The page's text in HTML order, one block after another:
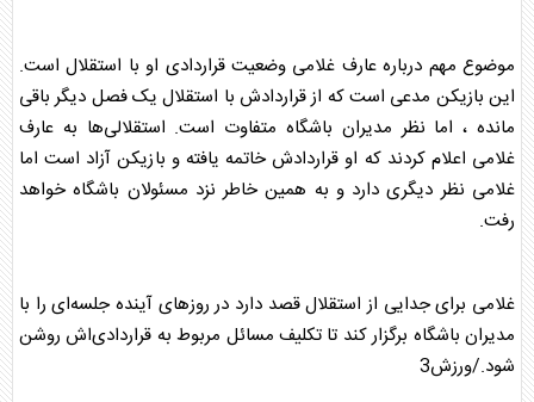
موضوع مهم دربارهعارف غلامی وضعیت قراردادی او با استقلال است.
این بازیکن مدعی است که از قراردادش با استقلال یک فصل دیگر باقی
مانده ، اما نظر مدیران باشگاه متفاوت است. استقلالی‌ها به عارف
غلامی اعلام کردند که او قراردادش خاتمه یافته و بازیکن آزاد است اما
غلامی نظر دیگری دارد و به همین خاطر نزد مسئولان باشگاه خواهد
رفت.
غلامی برای جدایی از استقلال قصد دارد در روزهای آینده جلسه‌ای را با
مدیران باشگاه برگزار کند تا تکلیف مسائل مربوط به قراردادی‌اش روشن
شود./ورزش3